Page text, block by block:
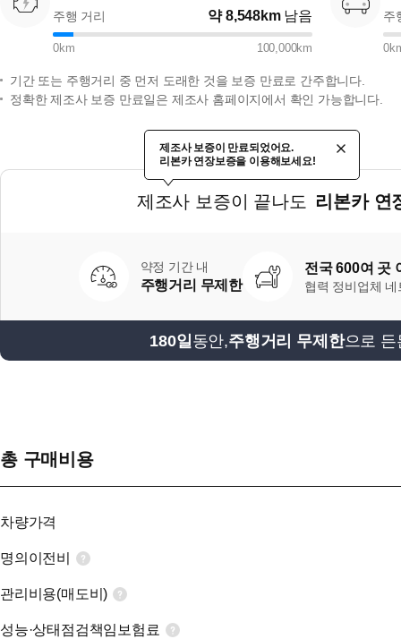
주행 거리 약8,548km 남음
0km 100,000km
주
0
기간 또는 주행거리 중 먼저 도래한 것을 보증 만료로 간주합니다.
정확한 제조사 보증 만료일은 제조사 홈페이지에서 확인 가능합니다.
제조사 보증이 끝나도 리본카 연
제조사 보증이 만료되었어요.
리본카 연장보증을 이용해보세요!
약정 기간 내
주행거리 무제한
전국 600여 곳
협력 정비업체 네
180일 동안,주행거리 무제한으로 든
총 구매비용
차량가격
명의이전비
관리비용(매도비)
성능·상태점검책임보험료